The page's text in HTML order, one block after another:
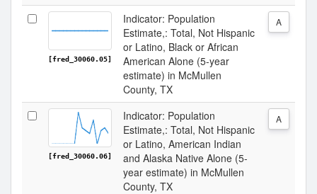
[fred_30060.05]
Indicator: Population
Estimate,: Total, Not Hispanic
or Latino, Black or African
American Alone (5-year
estimate) in McMullen
County, TX
A
[fred_30060.06]
Indicator: Population
Estimate,: Total, Not Hispanic
or Latino, American Indian
and Alaska Native Alone (5-
year estimate) in McMullen
County, TX
A